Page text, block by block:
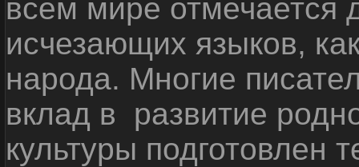
всем мире отмечается
исчезающих языков,
народа. Многие
вклад в развитие
культуры подготовлен